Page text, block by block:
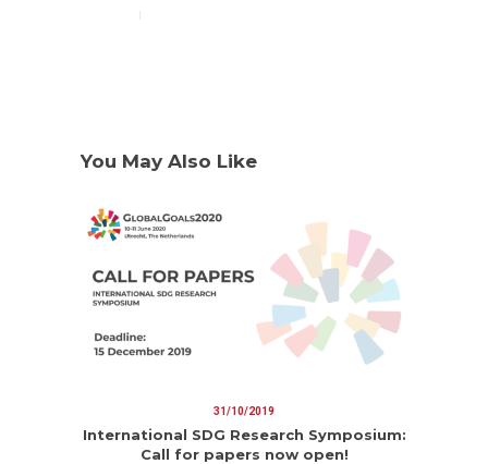
You May Also Like
31/10/2019
International SDG Research Symposium:
Call for papers now open!